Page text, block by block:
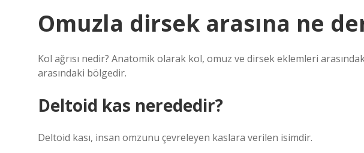
Omuzla dirsek arasına ne
Kol ağrısı nedir? Anatomik olarak kol, omuz ve dirsek eklemleri
arasındaki bölgedir.
Deltoid kas nerededir?
Deltoid kası, insan omzunu çevreleyen kaslara verilen isimdir.